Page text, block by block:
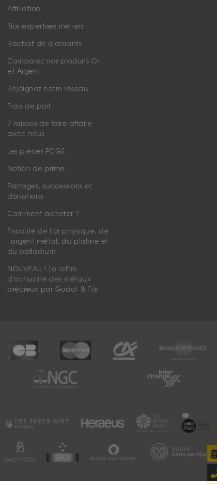
Affiliation
Nos expertises métiers
Rachat de diamants
Comparez nos produits Or
et Argent
Rejoignez notre réseau
Frais de port
7 raisons de faire affaire
avec nous
Les pièces PCGS
Notion de prime
Partages, successions et
donations
Comment acheter ?
Fiscalité de l'or physique, de
l'argent métal, du platine et
du palladium
NOUVEAU ! La lettre
d'actualité des métaux
précieux par Godot & Fils